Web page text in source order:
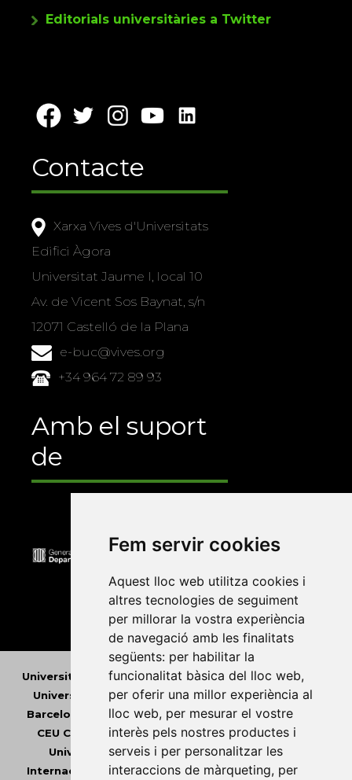
Fem servir cookies
Aquest lloc web utilitza cookies i
altres tecnologies de seguiment
per millorar la vostra experiència
de navegació amb les finalitats
següents: per habilitar la
funcionalitat bàsica del lloc web,
per oferir una millor experiència al
lloc web, per mesurar el vostre
interès pels nostres productes i
serveis i per personalitzar les
interaccions de màrqueting, per
Editorials universitàries a Twitter
Contacte
Xarxa Vives d'Universitats
Edifici Àgora
Universitat Jaume I, local 10
Av. de Vicent Sos Baynat, s/n
12071 Castelló de la Plana
e-buc@vives.org
+34 964 72 89 93
Amb el suport
de
Universitat Abat Oliba CEU•Universitat d'Alacant
Universitat d'Andorra•Universitat Autònoma de
Barcelona
Universitat de Barcelona•Universitat
CEU Cardenal Herrera• Universitat de Girona
Universitat de les Illes Balears•Universitat
Internacional de Catalunya • Universitat Jaume I